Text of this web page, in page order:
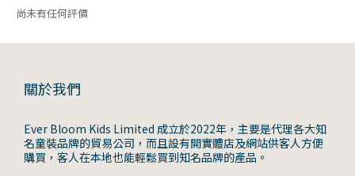
尚未有任何評價
關於我們
Ever Bloom Kids Limited 成立於2022年，主要是代理各大知
名童裝品牌的貿易公司，而且設有開實體店及網站供客人方便
購買，客人在本地也能輕鬆買到知名品牌的產品。